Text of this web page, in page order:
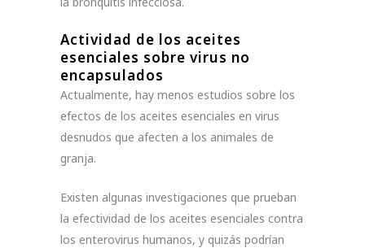
Actividad de los aceites
esenciales sobre virus no
encapsulados
Actualmente, hay menos estudios sobre los
efectos de los aceites esenciales en virus
desnudos que afecten a los animales de
granja.
Existen algunas investigaciones que prueban
la efectividad de los aceites esenciales contra
los enterovirus humanos, y quizás podrían